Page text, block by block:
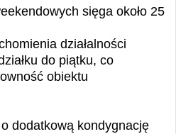
sięga około 25
działalności
do piątku, co
obiektu
dodatkową kondygnację